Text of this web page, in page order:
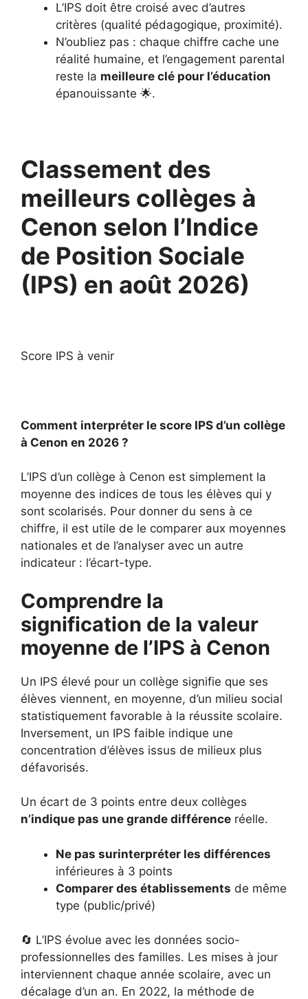
L’IPS doit être croisé avec d’autres
critères (qualité pédagogique, proximité).
N’oubliez pas : chaque chiffre cache une
réalité humaine, et l’engagement parental
reste la meilleure clé pour l’éducation
épanouissante 🌟.
Classement des
meilleurs collèges à
Cenon selon l’Indice
de Position Sociale
(IPS) en août 2026)
Score IPS à venir
Comment interpréter le score IPS d’un collège
à Cenon en 2026 ?
L’IPS d’un collège à Cenon est simplement la
moyenne des indices de tous les élèves qui y
sont scolarisés. Pour donner du sens à ce
chiffre, il est utile de le comparer aux moyennes
nationales et de l’analyser avec un autre
indicateur : l’écart-type.
Comprendre la
signification de la valeur
moyenne de l’IPS à Cenon
Un IPS élevé pour un collège signifie que ses
élèves viennent, en moyenne, d’un milieu social
statistiquement favorable à la réussite scolaire.
Inversement, un IPS faible indique une
concentration d’élèves issus de milieux plus
défavorisés.
Un écart de 3 points entre deux collèges
n’indique pas une grande différence réelle.
Ne pas surinterpréter les différences
inférieures à 3 points
Comparer des établissements de même
type (public/privé)
🔄 L’IPS évolue avec les données socio-
professionnelles des familles. Les mises à jour
interviennent chaque année scolaire, avec un
décalage d’un an. En 2022, la méthode de